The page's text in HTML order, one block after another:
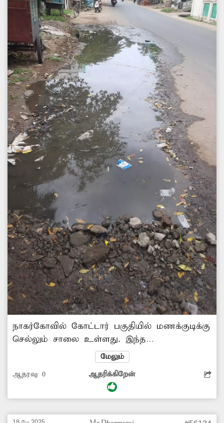
நாகர்கோவில் கோட்டார் பகுதியில் மணக்குடிக்கு
செல்லும் சாலை உள்ளது. இந்த
சாலையோரத்தில் பதிக்கப்பட்டுள்ள குடிநீர்
குழாயில் உடைப்பு ஏற்பட்டு தண்ணீர்
சாலையில் வீணாக பாய்கிறது. மேலும் அந்த
பகுதியில் தண்ணீருக்கு தேங்கி கிடக்கிறது.
வருகின்றனர். எனவே குழாயில் ஏற்பட்டுள்ள
மேலும்
ஆதரவு: 0 ஆதரிக்கிறேன்